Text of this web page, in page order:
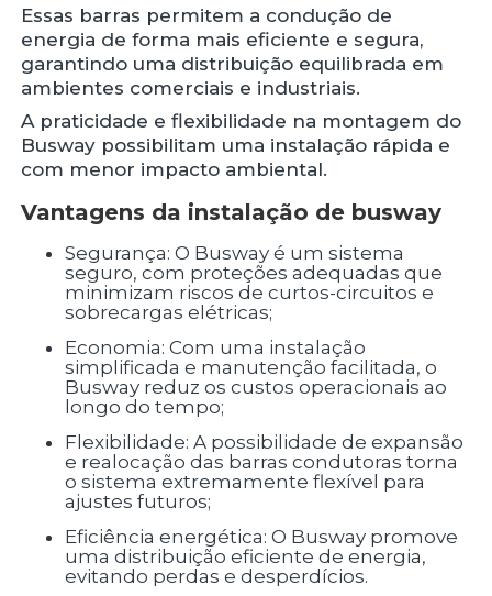
Essas barras permitem a condução de
energia de forma mais eficiente e segura,
garantindo uma distribuição equilibrada em
ambientes comerciais e industriais.
A praticidade e flexibilidade na montagem do
Busway possibilitam uma instalação rápida e
com menor impacto ambiental.
Vantagens da instalação de busway
Segurança: O Busway é um sistema
seguro, com proteções adequadas que
minimizam riscos de curtos-circuitos e
sobrecargas elétricas;
Economia: Com uma instalação
simplificada e manutenção facilitada, o
Busway reduz os custos operacionais ao
longo do tempo;
Flexibilidade: A possibilidade de expansão
e realocação das barras condutoras torna
o sistema extremamente flexível para
ajustes futuros;
Eficiência energética: O Busway promove
uma distribuição eficiente de energia,
evitando perdas e desperdícios.